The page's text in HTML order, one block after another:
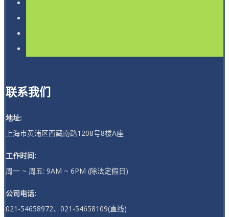
联系我们
地址:
上海市黄浦区西藏南路1208号8楼A座
工作时间:
周一 ~ 周五: 9AM ~ 6PM (除法定假日)
公司电话:
021-54658972、021-54658109(直线)